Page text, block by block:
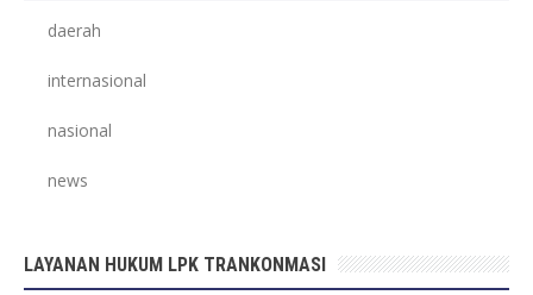
daerah
internasional
nasional
news
LAYANAN HUKUM LPK TRANKONMASI